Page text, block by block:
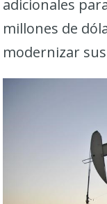
adicionales
millones de
modernizar